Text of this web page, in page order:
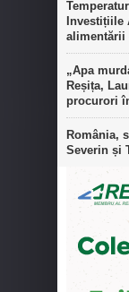
Investițiile
alimentării
„Apa
Reșița,
procurori
România,
Severin și